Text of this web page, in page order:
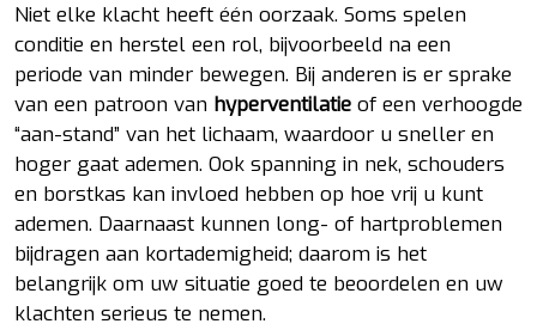
Niet elke klacht heeft één oorzaak. Soms spelen
conditie en herstel een rol, bijvoorbeeld na een
periode van minder bewegen. Bij anderen is er sprake
van een patroon van hyperventilatie of een verhoogde
“aan-stand” van het lichaam, waardoor u sneller en
hoger gaat ademen. Ook spanning in nek, schouders
en borstkas kan invloed hebben op hoe vrij u kunt
ademen. Daarnaast kunnen long- of hartproblemen
bijdragen aan kortademigheid; daarom is het
belangrijk om uw situatie goed te beoordelen en uw
klachten serieus te nemen.